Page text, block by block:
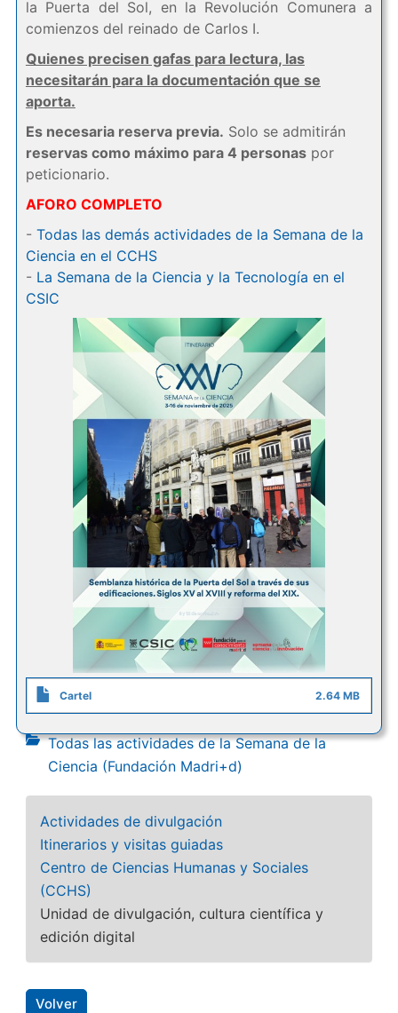
la Puerta del Sol, en la Revolución Comunera a
comienzos del reinado de Carlos I.
Quienes precisen gafas para lectura, las
necesitarán para la documentación que se
aporta.
Es necesaria reserva previa. Solo se admitirán
reservas como máximo para 4 personaspor
peticionario.
AFORO COMPLETO
- Todas las demás actividades de la Semana de la
Ciencia en el CCHS
- La Semana de la Ciencia y la Tecnología en el
CSIC
Cartel 2.64 MB
Todas las actividades de la Semana de la
Ciencia (Fundación Madri+d)
Actividades de divulgación
Itinerarios y visitas guiadas
Centro de Ciencias Humanas y Sociales
(CCHS)
Unidad de divulgación, cultura científica y
edición digital
Volver